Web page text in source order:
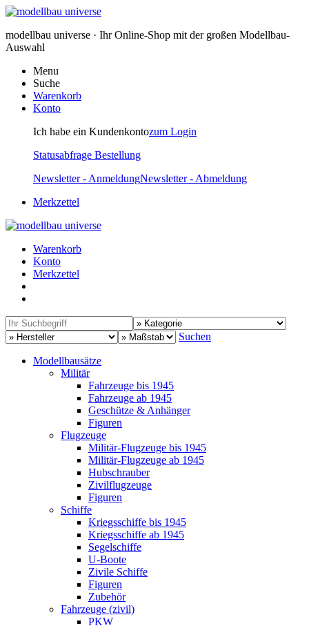
modellbau universe · Ihr Online-Shop mit der großen Modellbau-
Auswahl
Menu
Suche
Warenkorb
Konto
Ich habe ein Kundenkontozum Login
Statusabfrage Bestellung
Newsletter - AnmeldungNewsletter - Abmeldung
Merkzettel
Warenkorb
Konto
Merkzettel
Suchen
Modellbausätze
Militär
Fahrzeuge bis 1945
Fahrzeuge ab 1945
Geschütze & Anhänger
Figuren
Flugzeuge
Militär-Flugzeuge bis 1945
Militär-Flugzeuge ab 1945
Hubschrauber
Zivilflugzeuge
Figuren
Schiffe
Kriegsschiffe bis 1945
Kriegsschiffe ab 1945
Segelschiffe
U-Boote
Zivile Schiffe
Figuren
Zubehör
Fahrzeuge (zivil)
PKW